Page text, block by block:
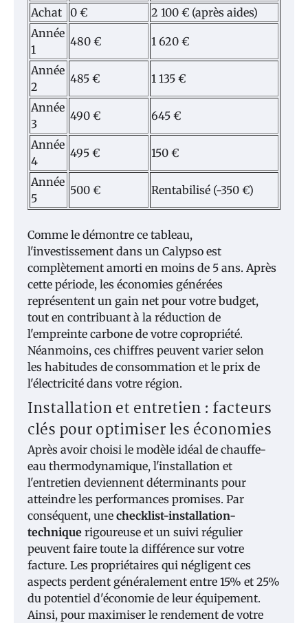
Achat 0 €
2 100 € (après aides)
Année
1
480 € 1 620 €
Année
2
485 € 1 135 €
Année
3
490 € 645 €
Année
4
495 € 150 €
Année
5
500 € Rentabilisé (-350 €)
Comme le démontre ce tableau,
l'investissement dans un Calypso est
complètement amorti en moins de 5 ans. Après
cette période, les économies générées
représentent un gain net pour votre budget,
tout en contribuant à la réduction de
l'empreinte carbone de votre copropriété.
Néanmoins, ces chiffres peuvent varier selon
les habitudes de consommation et le prix de
l'électricité dans votre région.
Installation et entretien : facteurs
clés pour optimiser les économies
Après avoir choisi le modèle idéal de chauffe-
eau thermodynamique, l'installation et
l'entretien deviennent déterminants pour
atteindre les performances promises. Par
conséquent, une checklist-installation-
technique rigoureuse et un suivi régulier
peuvent faire toute la différence sur votre
facture. Les propriétaires qui négligent ces
aspects perdent généralement entre 15% et 25%
du potentiel d'économie de leur équipement.
Ainsi, pour maximiser le rendement de votre